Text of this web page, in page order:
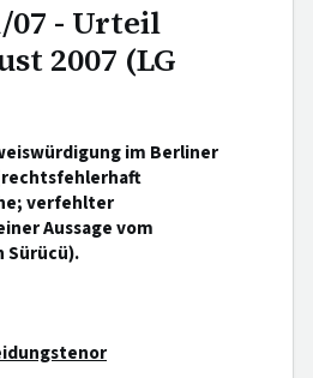
07 - Urteil
2007 (LG
im Berliner
verfehlter
Aussage vom
Sürücü).